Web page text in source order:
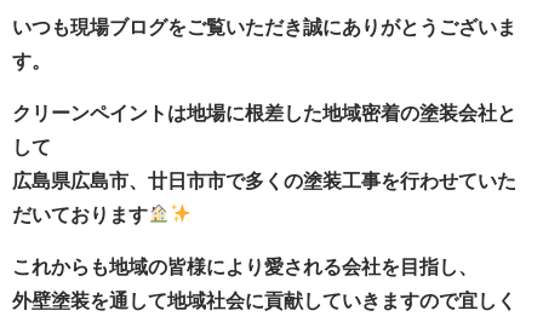
いつも現場ブログをご覧いただき誠にありがとうございま
す。
クリーンペイントは地場に根差した地域密着の塗装会社と
して
広島県広島市、廿日市市で多くの塗装工事を行わせていた
だいております
これからも地域の皆様により愛される会社を目指し、
外壁塗装を通して地域社会に貢献していきますので宜しく